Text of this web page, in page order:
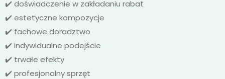
✔️ doświadczenie w zakładaniu rabat
✔️ estetyczne kompozycje
✔️ fachowe doradztwo
✔️ indywidualne podejście
✔️ trwałe efekty
✔️ profesjonalny sprzęt